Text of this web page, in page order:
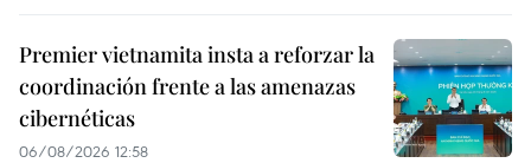
Premier vietnamita insta a reforzar la
coordinación frente a las amenazas
cibernéticas
06/08/2026 12:58